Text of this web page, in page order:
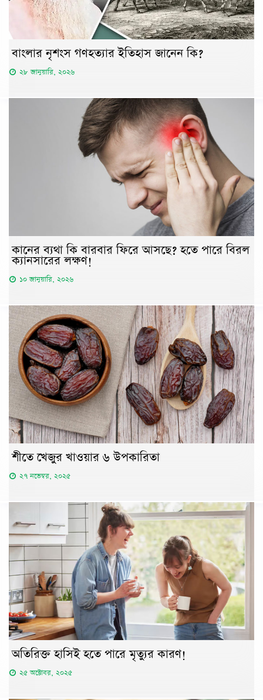
বাংলার নৃশংস গণহত্যার ইতিহাস জানেন কি?
২৮ জানুয়ারি, ২০২৬
কানের ব্যথা কি বারবার ফিরে আসছে? হতে পারে বিরল
ক্যানসারের লক্ষণ!
১০ জানুয়ারি, ২০২৬
শীতে খেজুর খাওয়ার ৬ উপকারিতা
২৭ নভেম্বর, ২০২৫
অতিরিক্ত হাসিই হতে পারে মৃত্যুর কারণ!
২৫ অক্টোবর, ২০২৫